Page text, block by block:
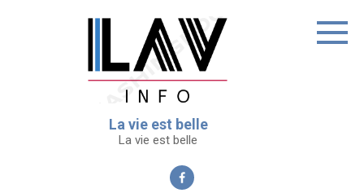
La vie est belle
La vie est belle